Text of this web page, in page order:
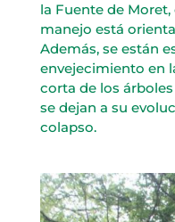
la Fuente de
manejo está
Además, se están
envejecimiento en
corta de los
se dejan a su
colapso.